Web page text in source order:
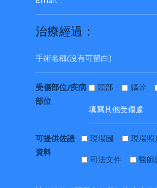
治療經過：
受傷部位/疾病
部位
頭部 軀幹
可提供佐證
資料
現場圖 現場照
司法文件 醫師